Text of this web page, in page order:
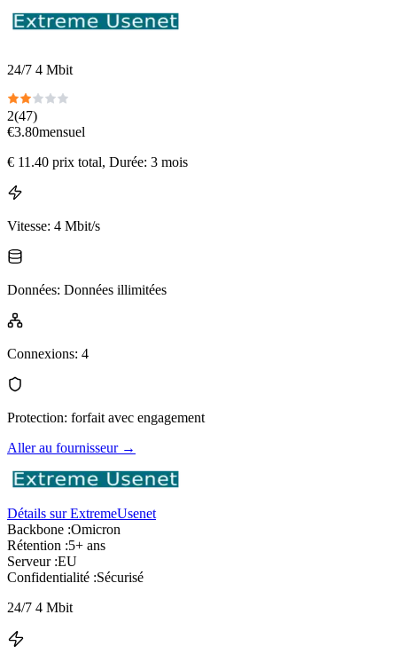
24/7 4 Mbit
2(47)
€3.80mensuel
€ 11.40 prix total, Durée: 3 mois
Vitesse: 4 Mbit/s
Données: Données illimitées
Connexions: 4
Protection: forfait avec engagement
Aller au fournisseur→
Détails sur ExtremeUsenet
Backbone :Omicron
Rétention :5+ ans
Serveur :EU
Confidentialité :Sécurisé
24/7 4 Mbit